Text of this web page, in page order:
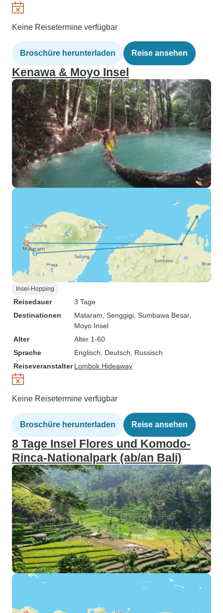
Keine Reisetermine verfügbar
Broschüre herunterladen Reise ansehen
Kenawa & Moyo Insel
Insel-Hopping
Reisedauer
3 Tage
Destinationen
Mataram , Senggigi , Sumbawa Besar,
Moyo Insel
Alter
Alter 1-60
Sprache
Englisch, Deutsch, Russisch
Reiseveranstalter Lombok Hideaway
Keine Reisetermine verfügbar
Broschüre herunterladen Reise ansehen
8 Tage Insel Flores und Komodo-
Rinca-Nationalpark (ab/an Bali)